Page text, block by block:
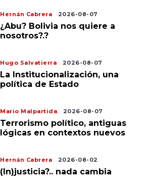
Hernán Cabrera 2026-08-07
¿Abu? Bolivia nos quiere a
nosotros?.?
Hugo Salvatierra 2026-08-07
La Institucionalización, una
política de Estado
Mario Malpartida 2026-08-07
Terrorismo político, antiguas
lógicas en contextos nuevos
Hernán Cabrera 2026-08-02
(In)justicia?.. nada cambia